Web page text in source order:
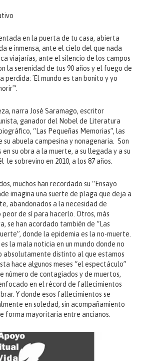
en la puerta de tu casa, abierta
e inmensa, ante el cielo del que nada
viajarías, ante el silencio de los campos
la serenidad de tus 90 años y el fuego de
perdida: ´El mundo es tan bonito y yo
narra José Saramago, escritor
ganador del Nobel de Literatura
“Las Pequeñas Memorias”, las
abuela campesina y nonagenaria. Son
su obra a la muerte, a su llegada y a su
le sobrevino en 2010, a los 87 años.
muchos han recordado su “Ensayo
imagina una suerte de plaga que deja a
abandonados a la necesidad de
de sí para hacerlo. Otros, más
se han acordado también de “Las
donde la epidemia es la no-muerte.
la mala noticia en un mundo donde no
absolutamente distinto al que estamos
hace algunos meses “el espectáculo”
número de contagiados y de muertos,
en el récord de fallecimientos
Y donde esos fallecimientos se
en soledad, sin acompañamiento
forma mayoritaria entre ancianos.